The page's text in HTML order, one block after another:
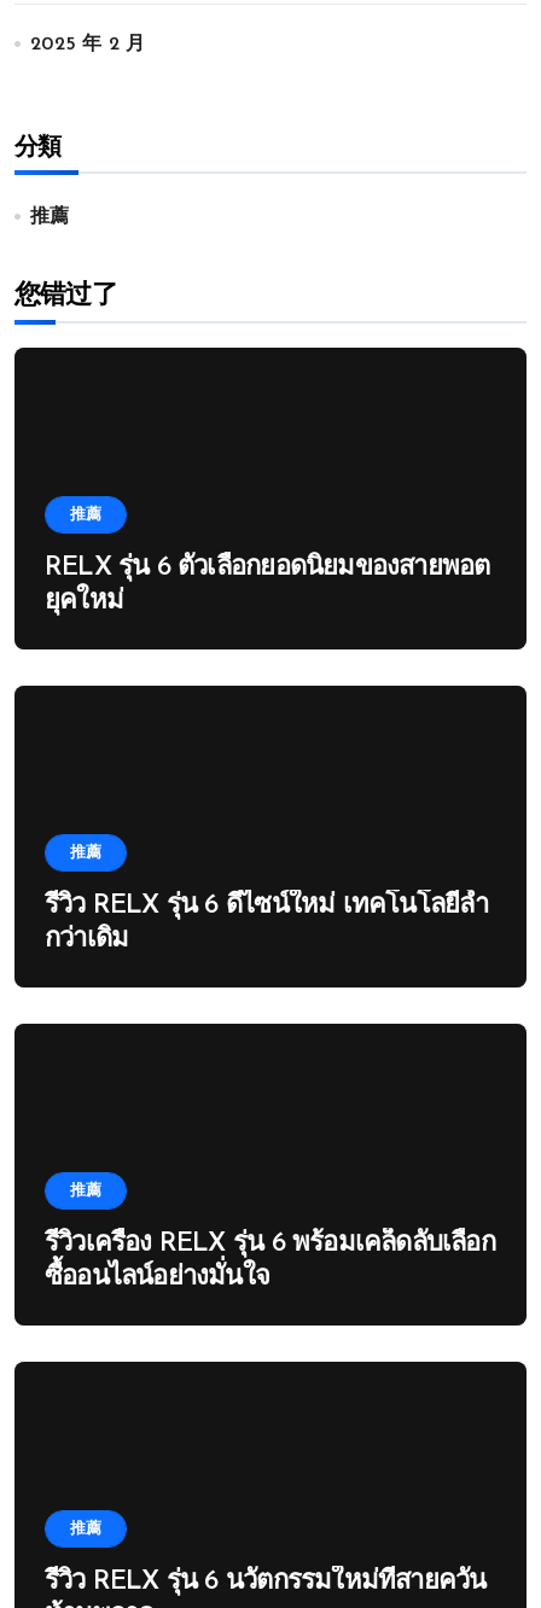
2025 年 2 月
分類
推薦
您错过了
推薦
RELX รุ่น 6 ตัวเลือกยอดนิยมของสายพอต
ยุคใหม่
推薦
รีวิว RELX รุ่น 6 ดีไซน์ใหม่ เทคโนโลยีล้ำ
กว่าเดิม
推薦
รีวิวเครื่อง RELX รุ่น 6 พร้อมเคล็ดลับเลือก
ซื้ออนไลน์อย่างมั่นใจ
推薦
รีวิว RELX รุ่น 6 นวัตกรรมใหม่ที่สายควัน